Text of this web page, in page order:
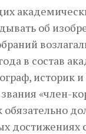
об
в состав
историк
«член-